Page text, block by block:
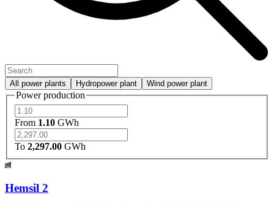
All power plants Hydropower plant Wind power plant
Power production
From 1.10 GWh
To 2,297.00 GWh
Hemsil 2